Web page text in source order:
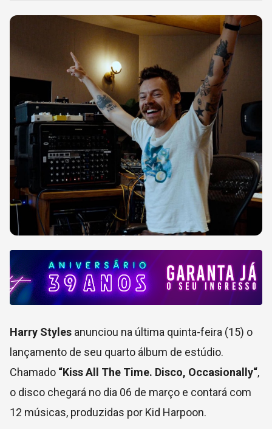
Harry Styles anunciou na última quinta-feira (15) o
lançamento de seu quarto álbum de estúdio.
Chamado “Kiss All The Time. Disco, Occasionally“,
o disco chegará no dia 06 de março e contará com
12 músicas, produzidas por Kid Harpoon.